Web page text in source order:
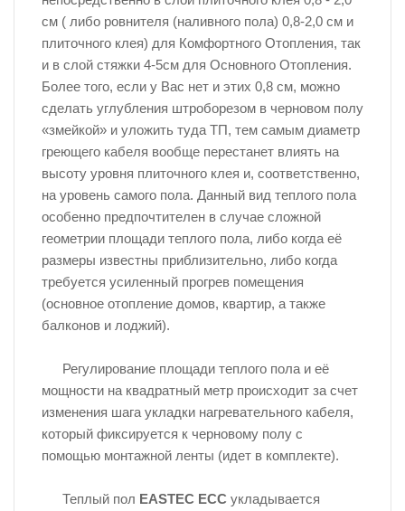
см ( либо ровнителя (наливного пола) 0,8-2,0 см и
плиточного клея) для Комфортного Отопления, так
и в слой стяжки 4-5см для Основного Отопления.
Более того, если у Вас нет и этих 0,8 см, можно
сделать углубления штроборезом в черновом полу
«змейкой» и уложить туда ТП, тем самым диаметр
греющего кабеля вообще перестанет влиять на
высоту уровня плиточного клея и, соответственно,
на уровень самого пола. Данный вид теплого пола
особенно предпочтителен в случае сложной
геометрии площади теплого пола, либо когда её
размеры известны приблизительно, либо когда
требуется усиленный прогрев помещения
(основное отопление домов, квартир, а также
балконов и лоджий).
Регулирование площади теплого пола и её
мощности на квадратный метр происходит за счет
изменения шага укладки нагревательного кабеля,
который фиксируется к черновому полу с
помощью монтажной ленты (идет в комплекте).
Теплый пол EASTEC ECC укладывается